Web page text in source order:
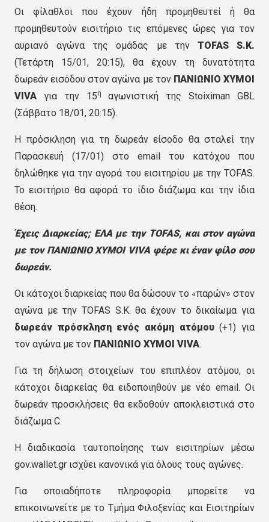
Οι φίλαθλοι που έχουν ήδη προμηθευτεί ή θα
προμηθευτούν εισιτήριο τις επόμενες ώρες για τον
αυριανό αγώνα της ομάδας με την TOFAS S.K.
(Τετάρτη 15/01, 20:15), θα έχουν τη δυνατότητα
δωρεάν εισόδου στον αγώνα με τον ΠΑΝΙΩΝΙΟ ΧΥΜΟΙ
VIVA για την 15η
αγωνιστική της Stoiximan GBL
(Σάββατο 18/01, 20:15).
Η πρόσκληση για τη δωρεάν είσοδο θα σταλεί την
Παρασκευή (17/01) στο email του κατόχου που
δηλώθηκε για την αγορά του εισιτηρίου με την TOFAS.
Το εισιτήριο θα αφορά το ίδιο διάζωμα και την ίδια
θέση.
Έχεις Διαρκείας; ΕΛΑ με την TOFAS, και στον αγώνα
με τον ΠΑΝΙΩΝΙΟ ΧΥΜΟΙ VIVA φέρε κι έναν φίλο σου
δωρεάν.
Oι κάτοχοι διαρκείας που θα δώσουν το «παρών» στον
αγώνα με την TOFAS S.K. θα έχουν το δικαίωμα για
δωρεάν πρόσκληση ενός ακόμη ατόμου(+1) για
τον αγώνα με τον ΠΑΝΙΩΝΙΟ ΧΥΜΟΙ VIVA.
Για τη δήλωση στοιχείων του επιπλέον ατόμου, οι
κάτοχοι διαρκείας θα ειδοποιηθούν με νέο email. Οι
δωρεάν προσκλήσεις θα εκδοθούν αποκλειστικά στο
διάζωμα C.
Η διαδικασία ταυτοποίησης των εισιτηρίων μέσω
gov.wallet.gr ισχύει κανονικά για όλους τους αγώνες.
Για οποιαδήποτε πληροφορία μπορείτε να
επικοινωνείτε με το Τμήμα Φιλοξενίας και Εισιτηρίων